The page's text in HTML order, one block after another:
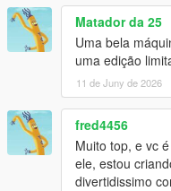
Matador da 25
Uma bela
uma edição
11 de Juny de 2026
fred4456
Muito top, e vc
ele, estou
divertidissimo